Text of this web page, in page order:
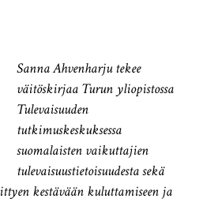
Sanna Ahvenharju tekee
väitöskirjaa Turun yliopistossa
Tulevaisuuden
tutkimuskeskuksessa
suomalaisten vaikuttajien
tulevaisuustietoisuudesta sekä
kestävään kuluttamiseen ja